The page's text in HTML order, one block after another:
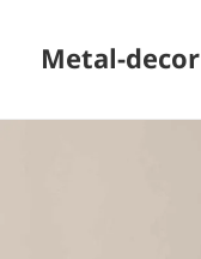
Metal-decor